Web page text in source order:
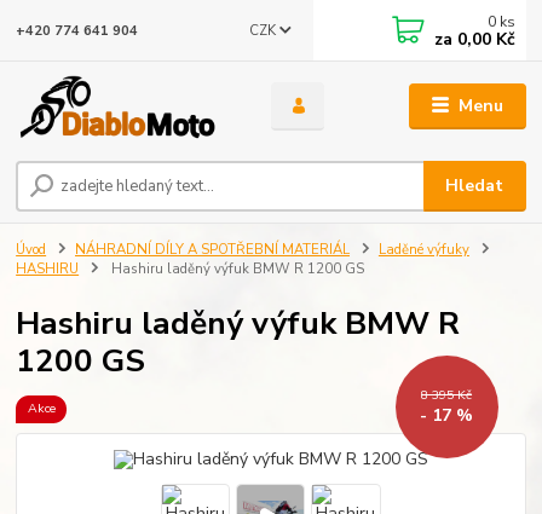
Menu
CZK
Hledat
+420 774 641 904 0 ks
za 0,00 Kč
Úvod NÁHRADNÍ DÍLY A SPOTŘEBNÍ MATERIÁL
Laděné výfuky
HASHIRU
Hashiru laděný výfuk BMW R 1200 GS
Hashiru laděný výfuk BMW R
1200 GS
Akce
8 395 Kč
- 17 %